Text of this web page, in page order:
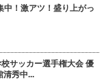
中！激アツ！盛り上がっ
サッカー選手権大会 優
清秀中...